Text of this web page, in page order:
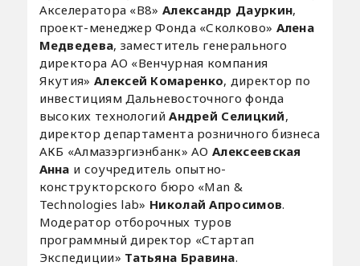
Акселератора «В8» Александр Дауркин,
проект-менеджер Фонда «Сколково» Алена
Медведева, заместитель генерального
директора АО «Венчурная компания
Якутия» Алексей Комаренко, директор по
инвестициям Дальневосточного фонда
высоких технологийАндрей Селицкий,
директор департамента розничного бизнеса
АКБ «Алмазэргиэнбанк» АОАлексеевская
Анна и соучредитель опытно-
конструкторского бюро «Man &
Technologies lab» Николай Апросимов.
Модератор отборочных туров
программный директор «Стартап
Экспедиции» Татьяна Бравина.